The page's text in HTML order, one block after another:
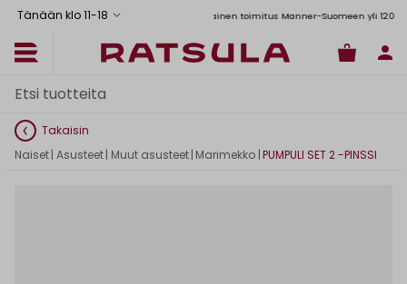
Tänään klo 11-18
Toimituskulut alk. 6,90€Ilmainen toimitus Manner-Suomeen yli 120
Takaisin
Naiset| Asusteet| Muut asusteet | Marimekko |PUMPULI SET 2 -PINSSI